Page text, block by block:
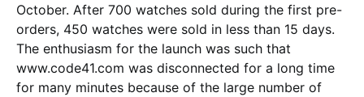
October. After 700 watches sold during the first pre-
orders, 450 watches were sold in less than 15 days.
The enthusiasm for the launch was such that
www.code41.com was disconnected for a long time
for many minutes because of the large number of